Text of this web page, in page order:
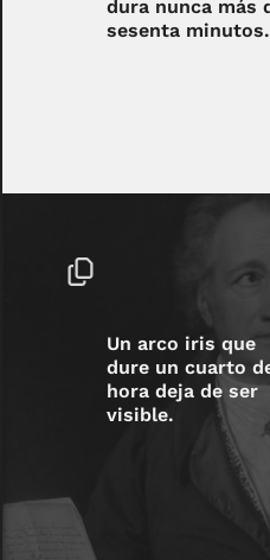
dura nunca más
sesenta minutos.
Un arco iris que
dure un cuarto
hora deja de ser
visible.